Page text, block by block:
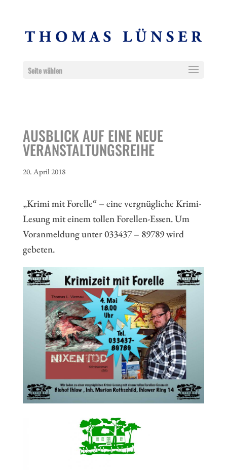
Seite wählen
AUSBLICK AUF EINE NEUE
VERANSTALTUNGSREIHE
20. April 2018
„Krimi mit Forelle“ – eine vergnügliche Krimi-
Lesung mit einem tollen Forellen-Essen. Um
Voranmeldung unter 033437 – 89789 wird
gebeten.